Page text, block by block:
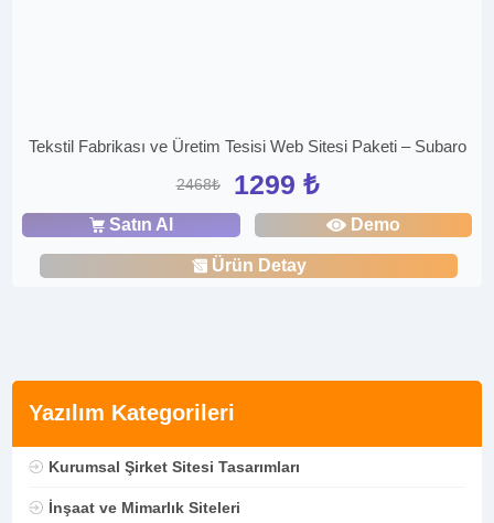
Yazılım Kategorileri
Kurumsal Şirket Sitesi Tasarımları
İnşaat ve Mimarlık Siteleri
Tekstil Fabrikası ve Üretim Tesisi Web Sitesi Paketi – Subaro
2468₺ 1299 ₺
Satın Al Demo
Ürün Detay